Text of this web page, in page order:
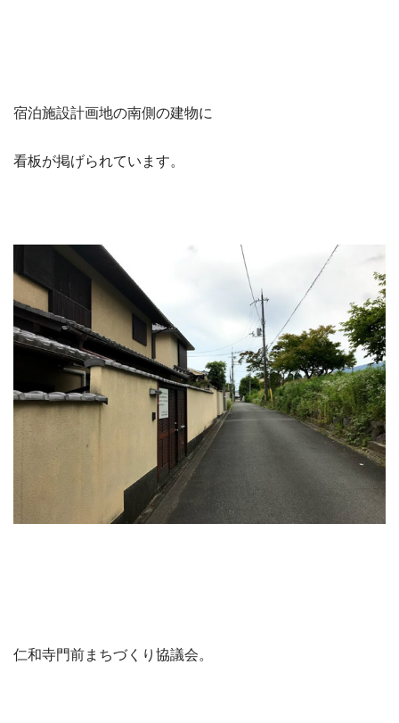
宿泊施設計画地の南側の建物に
看板が掲げられています。
仁和寺門前まちづくり協議会。